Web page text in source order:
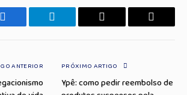
Facebook Telegrama Copiar
E-
ANTERIOR PRÓXIMO ARTIGO
Ypê: como pedir reembolso de